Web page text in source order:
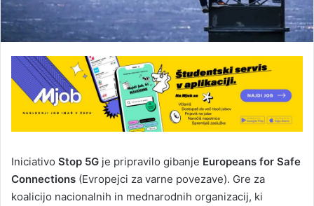
Iniciativo Stop 5G je pripravilo gibanje Europeans for Safe
Connections (Evropejci za varne povezave). Gre za
koalicijo nacionalnih in mednarodnih organizacij, ki